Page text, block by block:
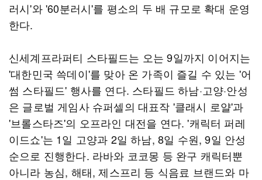
러시'와 '60분러시'를 평소의 두 배 규모로 확대 운영
한다.
신세계프라퍼티 스타필드는 오는 9일까지 이어지는
'대한민국 쓱데이'를 맞아 온 가족이 즐길 수 있는 '어
썸 스타필드' 행사를 연다. 스타필드 하남·고양·안성
은 글로벌 게임사 슈퍼셀의 대표작 '클래시 로얄'과
'브롤스타즈'의 오프라인 대전을 연다. '캐릭터 퍼레
이드쇼'는 1일 고양과 2일 하남, 8일 수원, 9일 안성
순으로 진행한다. 라바와 코코몽 등 완구 캐릭터뿐
아니라 농심, 해태, 제스프리 등 식음료 브랜드와 마